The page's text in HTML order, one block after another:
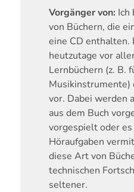
Vorgänger von: Ich
von Büchern, die
eine CD enthalten.
heutzutage vor
Lernbüchern (z. B.
Musikinstrumente)
vor. Dabei werden
aus dem Buch
vorgespielt oder
Höraufgaben
diese Art von
technischen
seltener.